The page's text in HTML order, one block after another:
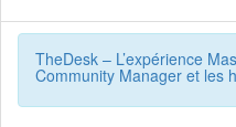
TheDesk – L’expérience
Community Manager et les